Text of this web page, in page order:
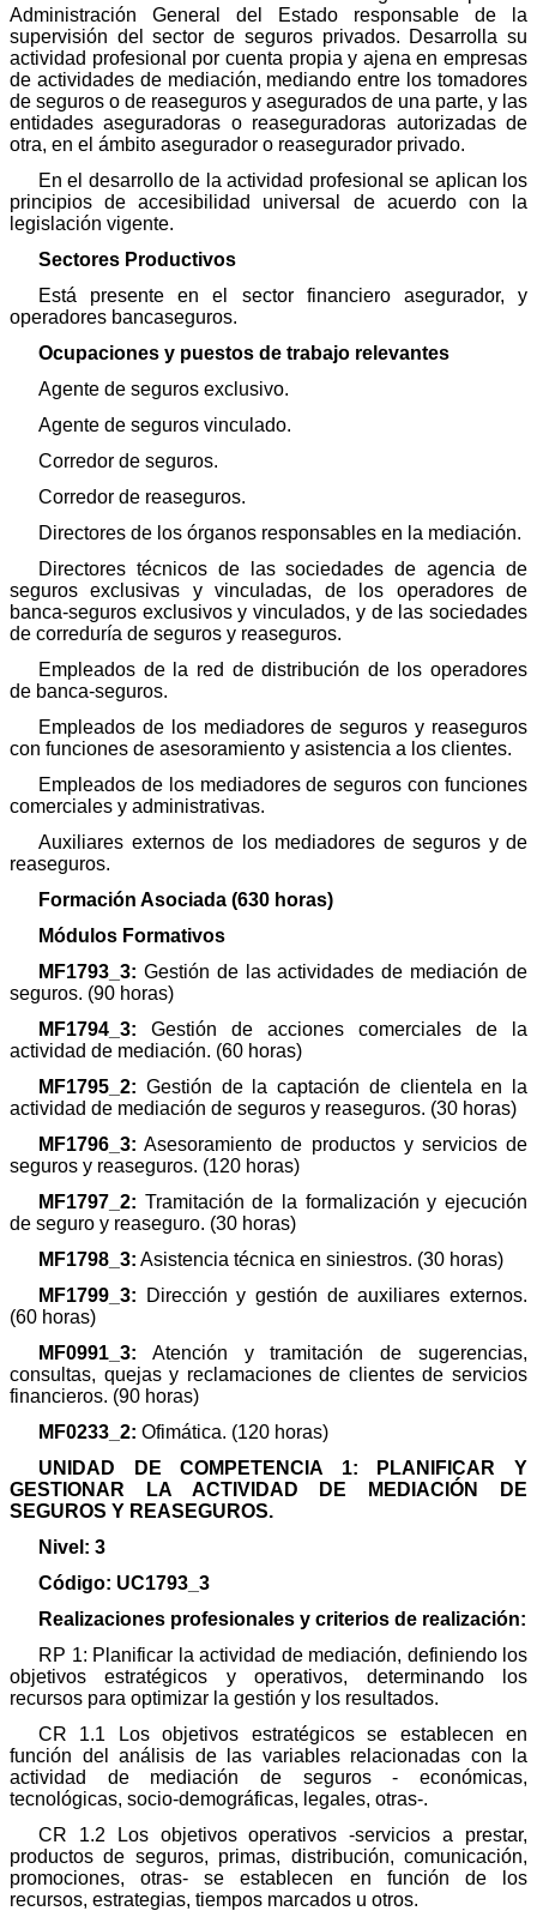
Administración General del Estado responsable de la
supervisión del sector de seguros privados. Desarrolla su
actividad profesional por cuenta propia y ajena en empresas
de actividades de mediación, mediando entre los tomadores
de seguros o de reaseguros y asegurados de una parte, y las
entidades aseguradoras o reaseguradoras autorizadas de
otra, en el ámbito asegurador o reasegurador privado.
En el desarrollo de la actividad profesional se aplican los
principios de accesibilidad universal de acuerdo con la
legislación vigente.
Sectores Productivos
Está presente en el sector financiero asegurador, y
operadores bancaseguros.
Ocupaciones y puestos de trabajo relevantes
Agente de seguros exclusivo.
Agente de seguros vinculado.
Corredor de seguros.
Corredor de reaseguros.
Directores de los órganos responsables en la mediación.
Directores técnicos de las sociedades de agencia de
seguros exclusivas y vinculadas, de los operadores de
banca-seguros exclusivos y vinculados, y de las sociedades
de correduría de seguros y reaseguros.
Empleados de la red de distribución de los operadores
de banca-seguros.
Empleados de los mediadores de seguros y reaseguros
con funciones de asesoramiento y asistencia a los clientes.
Empleados de los mediadores de seguros con funciones
comerciales y administrativas.
Auxiliares externos de los mediadores de seguros y de
reaseguros.
Formación Asociada (630 horas)
Módulos Formativos
MF1793_3: Gestión de las actividades de mediación de
seguros. (90 horas)
MF1794_3: Gestión de acciones comerciales de la
actividad de mediación. (60 horas)
MF1795_2: Gestión de la captación de clientela en la
actividad de mediación de seguros y reaseguros. (30 horas)
MF1796_3: Asesoramiento de productos y servicios de
seguros y reaseguros. (120 horas)
MF1797_2: Tramitación de la formalización y ejecución
de seguro y reaseguro. (30 horas)
MF1798_3: Asistencia técnica en siniestros. (30 horas)
MF1799_3: Dirección y gestión de auxiliares externos.
(60 horas)
MF0991_3: Atención y tramitación de sugerencias,
consultas, quejas y reclamaciones de clientes de servicios
financieros. (90 horas)
MF0233_2: Ofimática. (120 horas)
UNIDAD DE COMPETENCIA 1: PLANIFICAR Y
GESTIONAR LA ACTIVIDAD DE MEDIACIÓN DE
SEGUROS Y REASEGUROS.
Nivel: 3
Código: UC1793_3
Realizaciones profesionales y criterios de realización:
RP 1: Planificar la actividad de mediación, definiendo los
objetivos estratégicos y operativos, determinando los
recursos para optimizar la gestión y los resultados.
CR 1.1 Los objetivos estratégicos se establecen en
función del análisis de las variables relacionadas con la
actividad de mediación de seguros - económicas,
tecnológicas, socio-demográficas, legales, otras-.
CR 1.2 Los objetivos operativos -servicios a prestar,
productos de seguros, primas, distribución, comunicación,
promociones, otras- se establecen en función de los
recursos, estrategias, tiempos marcados u otros.